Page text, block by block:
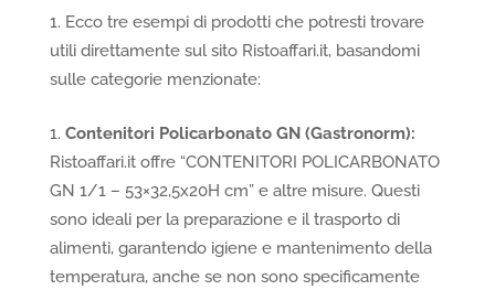
Ecco tre esempi di prodotti che potresti trovare
utili direttamente sul sito Ristoaffari.it, basandomi
sulle categorie menzionate:
Contenitori Policarbonato GN (Gastronorm):
Ristoaffari.it offre “CONTENITORI POLICARBONATO
GN 1/1 – 53×32,5x20H cm” e altre misure. Questi
sono ideali per la preparazione e il trasporto di
alimenti, garantendo igiene e mantenimento della
temperatura, anche se non sono specificamente